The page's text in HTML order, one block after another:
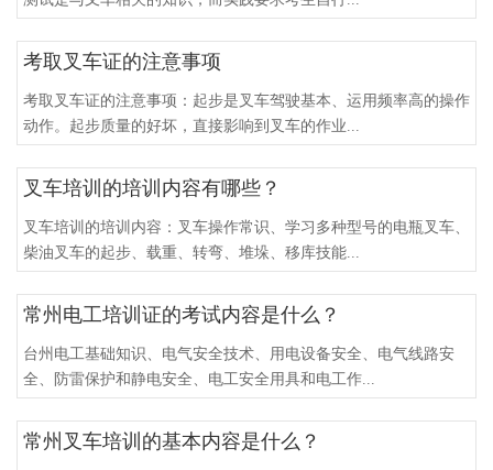
考取叉车证的注意事项
考取叉车证的注意事项：起步是叉车驾驶基本、运用频率高的操作
动作。起步质量的好坏，直接影响到叉车的作业...
叉车培训的培训内容有哪些？
叉车培训的培训内容：叉车操作常识、学习多种型号的电瓶叉车、
柴油叉车的起步、载重、转弯、堆垛、移库技能...
常州电工培训证的考试内容是什么？
台州电工基础知识、电气安全技术、用电设备安全、电气线路安
全、防雷保护和静电安全、电工安全用具和电工作...
常州叉车培训的基本内容是什么？